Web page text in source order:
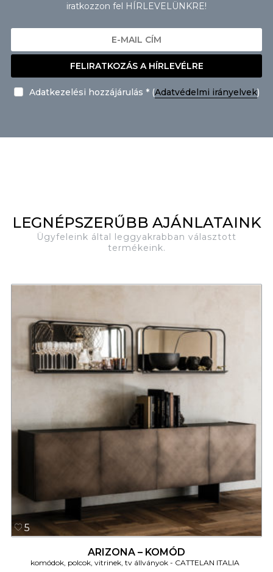
iratkozzon fel HÍRLEVELÜNKRE!
FELIRATKOZÁS A HÍRLEVÉLRE
Adatkezelési hozzájárulás * (Adatvédelmi irányelvek)
LEGNÉPSZERŰBB AJÁNLATAINK
Ügyfeleink által leggyakrabban választott
termékeink.
5
ARIZONA – KOMÓD
komódok, polcok, vitrinek, tv állványok CATTELAN ITALIA